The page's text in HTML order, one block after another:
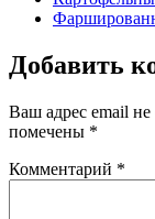
Добавить
Ваш адрес email не
помечены *
Комментарий *